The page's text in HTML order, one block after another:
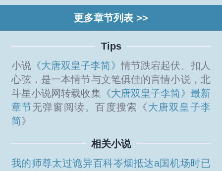
更多章节列表 >>
Tips
小说《大唐双皇子李简》情节跌宕起伏、扣人
心弦，是一本情节与文笔俱佳的言情小说，北
斗星小说网转载收集 《大唐双皇子李简》最新
章节无弹窗阅读。百度搜索《大唐双皇子李
简》
相关小说
我的师尊太过诡异百科岺烟抵达a国机场时已